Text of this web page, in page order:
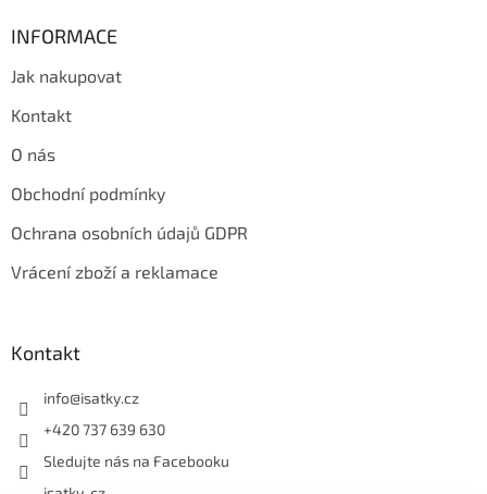
INFORMACE
Jak nakupovat
Kontakt
O nás
Obchodní podmínky
Ochrana osobních údajů GDPR
Vrácení zboží a reklamace
Kontakt
info@isatky.cz
+420 737 639 630
Sledujte nás na Facebooku